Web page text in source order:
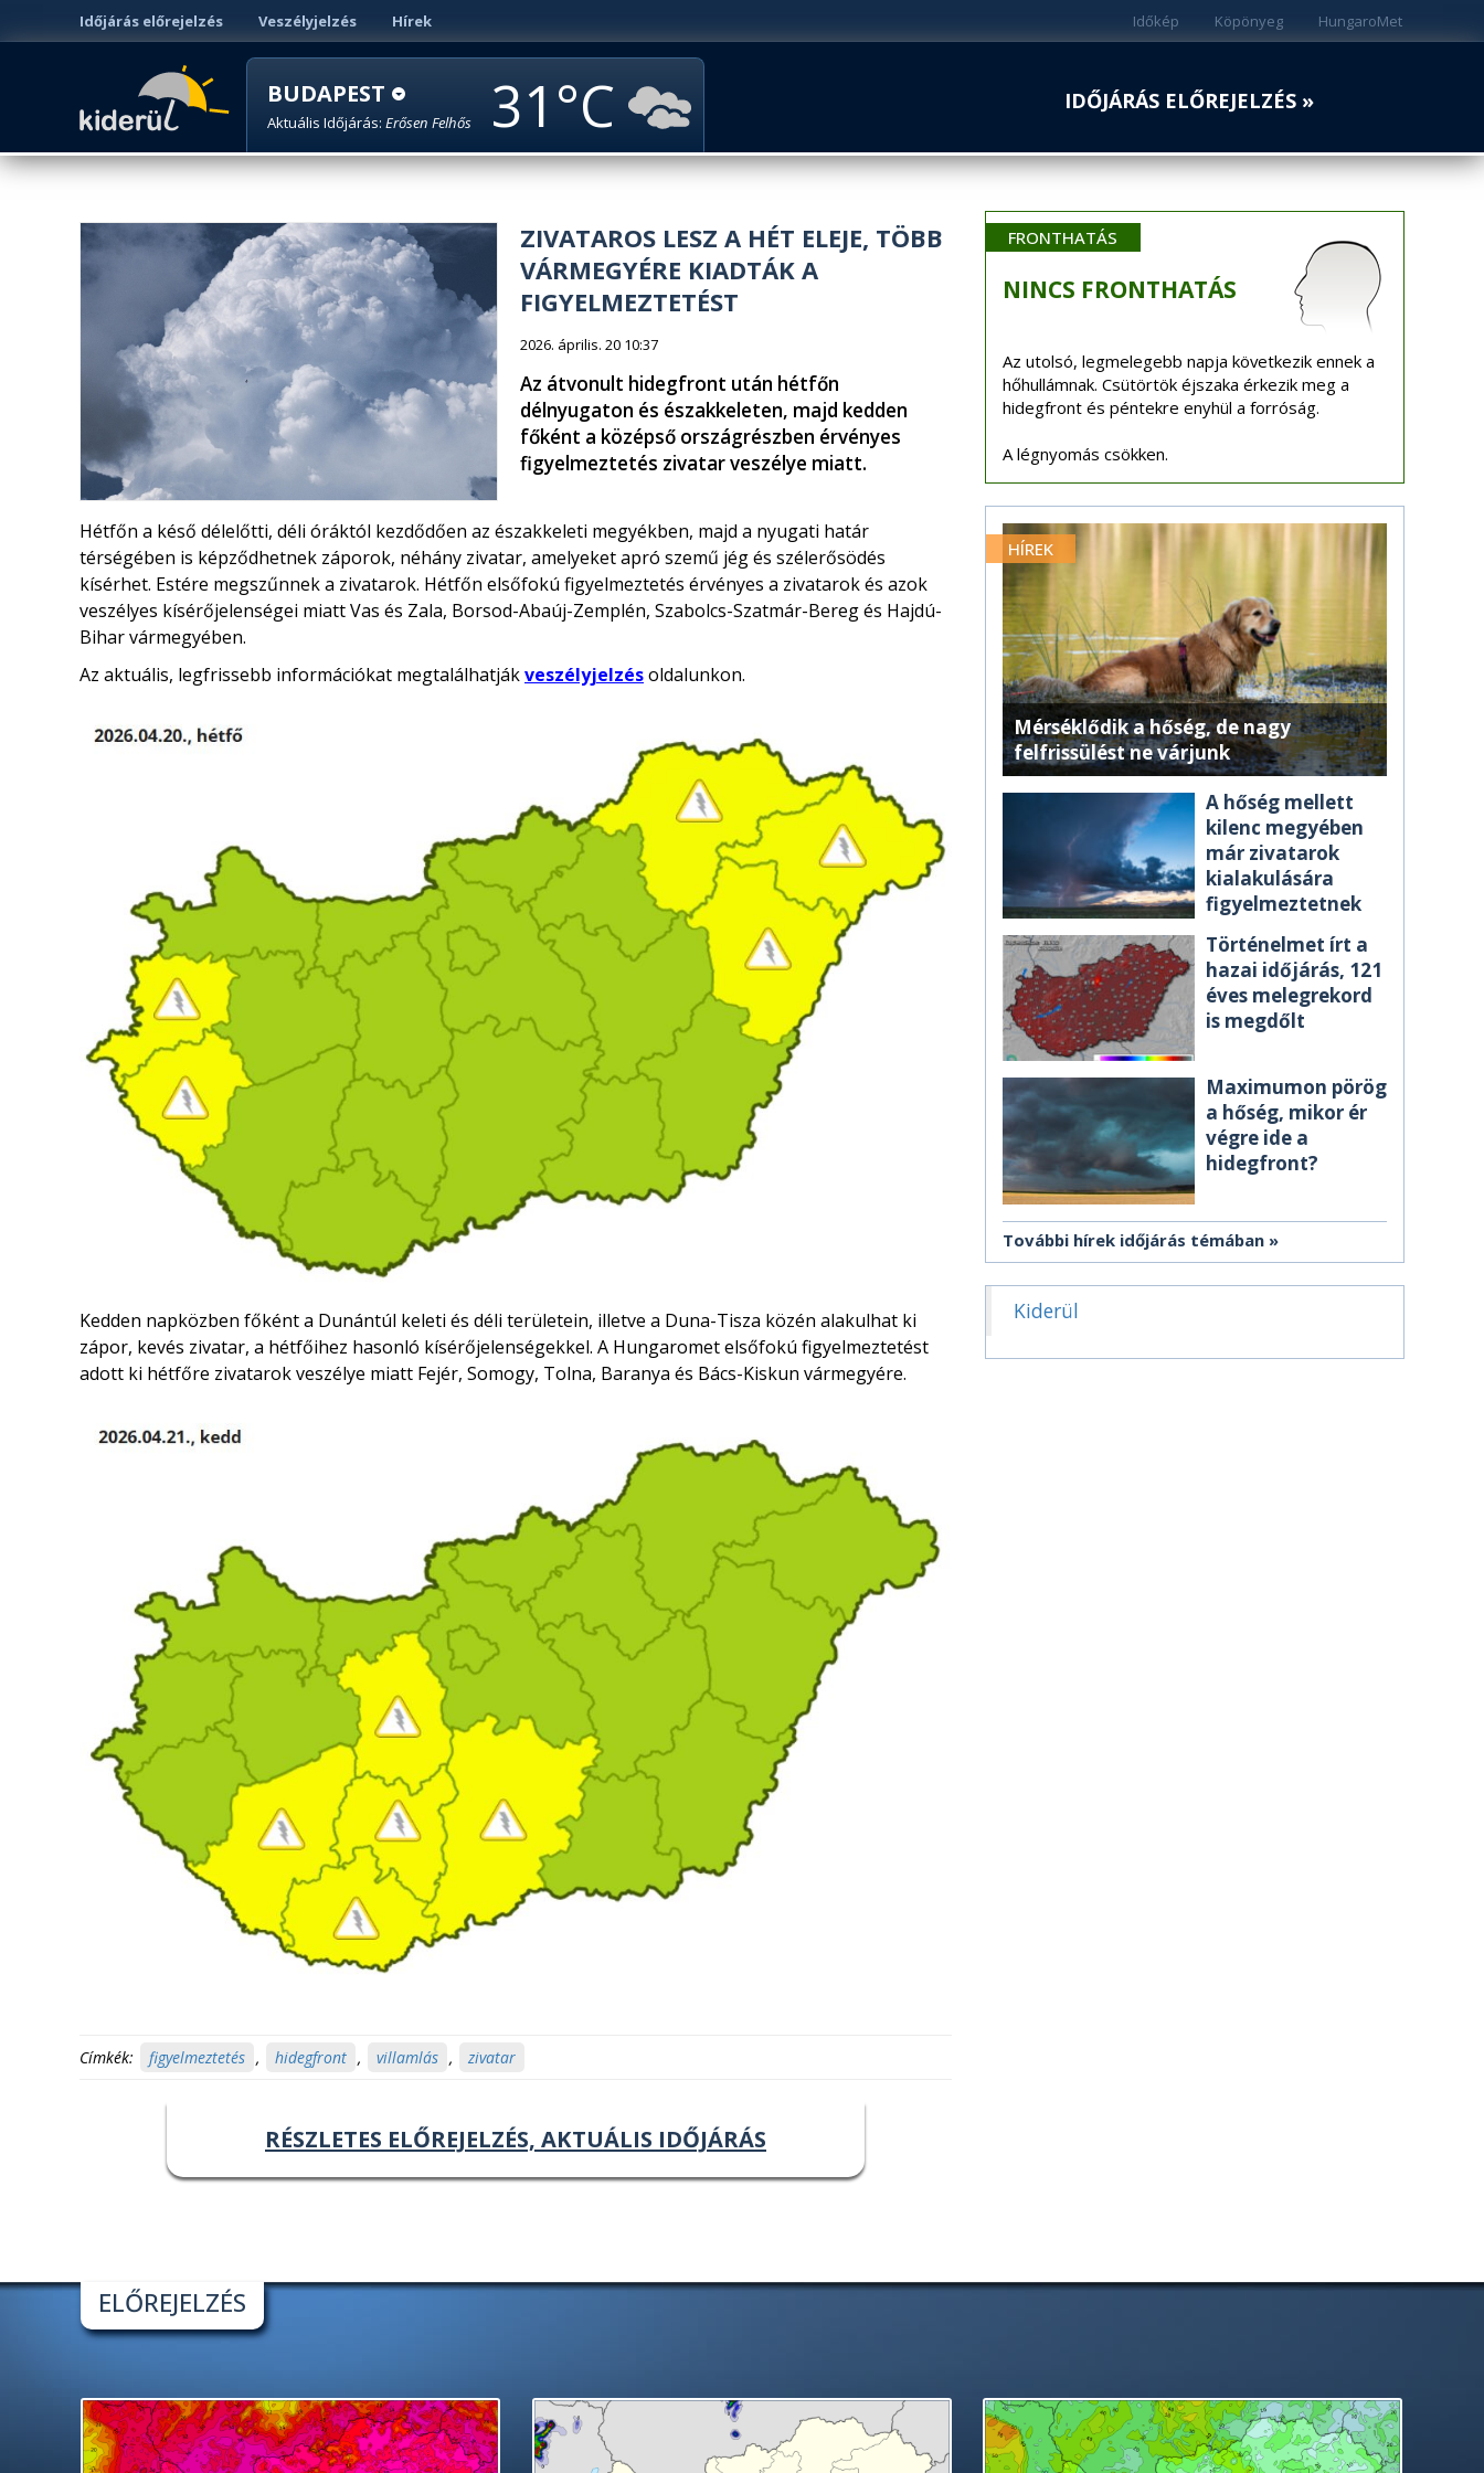
Időjárás előrejelzés Veszélyjelzés Hírek HungaroMet
Köpönyeg
Időkép
BUDAPEST
Aktuális Időjárás: Erősen Felhős 31 IDŐJÁRÁS ELŐREJELZÉS »
ZIVATAROS LESZ A HÉT ELEJE, TÖBB
VÁRMEGYÉRE KIADTÁK A
FIGYELMEZTETÉST
2026. április. 20 10:37
Az átvonult hidegfront után hétfőn
délnyugaton és északkeleten, majd kedden
főként a középső országrészben érvényes
figyelmeztetés zivatar veszélye miatt.
Hétfőn a késő délelőtti, déli óráktól kezdődően az északkeleti megyékben, majd a nyugati határ
térségében is képződhetnek záporok, néhány zivatar, amelyeket apró szemű jég és szélerősödés
kísérhet. Estére megszűnnek a zivatarok. Hétfőn elsőfokú figyelmeztetés érvényes a zivatarok és azok
veszélyes kísérőjelenségei miatt Vas és Zala, Borsod-Abaúj-Zemplén, Szabolcs-Szatmár-Bereg és Hajdú-
Bihar vármegyében.
Az aktuális, legfrissebb információkat megtalálhatjákveszélyjelzésoldalunkon.
Kedden napközben főként a Dunántúl keleti és déli területein, illetve a Duna-Tisza közén alakulhat ki
zápor, kevés zivatar, a hétfőihez hasonló kísérőjelenségekkel. A Hungaromet elsőfokú figyelmeztetést
adott ki hétfőre zivatarok veszélye miatt Fejér, Somogy, Tolna, Baranya és Bács-Kiskun vármegyére.
Címkék: figyelmeztetés , hidegfront , villamlás , zivatar
RÉSZLETES ELŐREJELZÉS, AKTUÁLIS IDŐJÁRÁS
FRONTHATÁS
NINCS FRONTHATÁS
Az utolsó, legmelegebb napja következik ennek a
hőhullámnak. Csütörtök éjszaka érkezik meg a
hidegfront és péntekre enyhül a forróság.
A légnyomás csökken.
HÍREK
Mérséklődik a hőség, de nagy
felfrissülést ne várjunk
A hőség mellett
kilenc megyében
már zivatarok
kialakulására
figyelmeztetnek
Történelmet írt a
hazai időjárás, 121
éves melegrekord
is megdőlt
Maximumon pörög
a hőség, mikor ér
végre ide a
hidegfront?
További hírek időjárás témában
Kiderül
ELŐREJELZÉS